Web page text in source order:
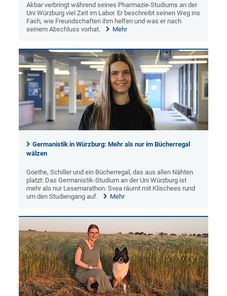
Akbar verbringt während seines Pharmazie-Studiums an der
Uni Würzburg viel Zeit im Labor. Er beschreibt seinen Weg ins
Fach, wie Freundschaften ihm helfen und was er nach
seinem Abschluss vorhat.
Mehr
Germanistik in Würzburg: Mehr als nur im Bücherregal
wälzen
Goethe, Schiller und ein Bücherregal, das aus allen Nähten
platzt: Das Germanistik-Studium an der Uni Würzburg ist
mehr als nur Lesemarathon. Svea räumt mit Klischees rund
um den Studiengang auf.
Mehr